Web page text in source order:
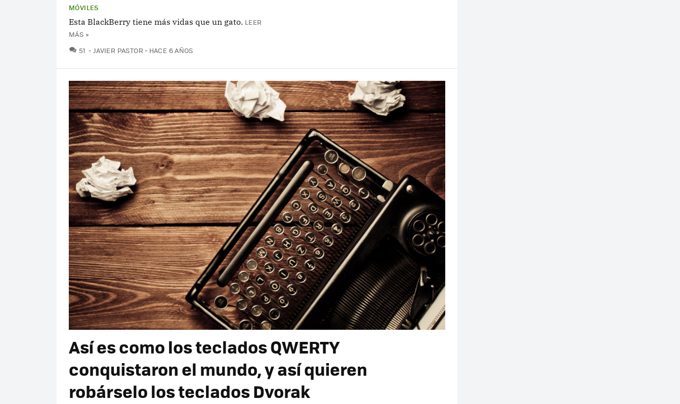
MÓVILES
Esta BlackBerry tiene más vidas que un gato. LEER
MÁS »
51 COMENTARIOS
JAVIER PASTOR HACE 6 AÑOS
Así es como los teclados QWERTY
conquistaron el mundo, y así quieren
robárselo los teclados Dvorak